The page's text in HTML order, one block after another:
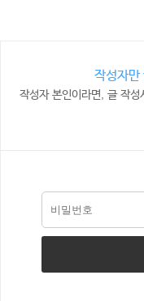
작성자만
작성자 본인이라면, 글 작